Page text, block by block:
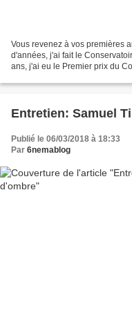
Vous revenez à vos premières
d'années, j'ai fait le
ans, j'ai eu le Premier prix du
Entretien: Samuel
Publié le 06/03/2018 à 18:33
Par 6nemablog